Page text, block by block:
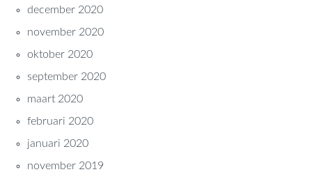
december 2020
november 2020
oktober 2020
september 2020
maart 2020
februari 2020
januari 2020
november 2019